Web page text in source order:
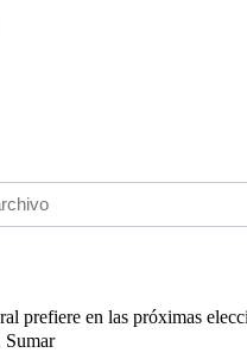
prefiere en las próximas